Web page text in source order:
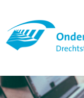
naar
inhoud